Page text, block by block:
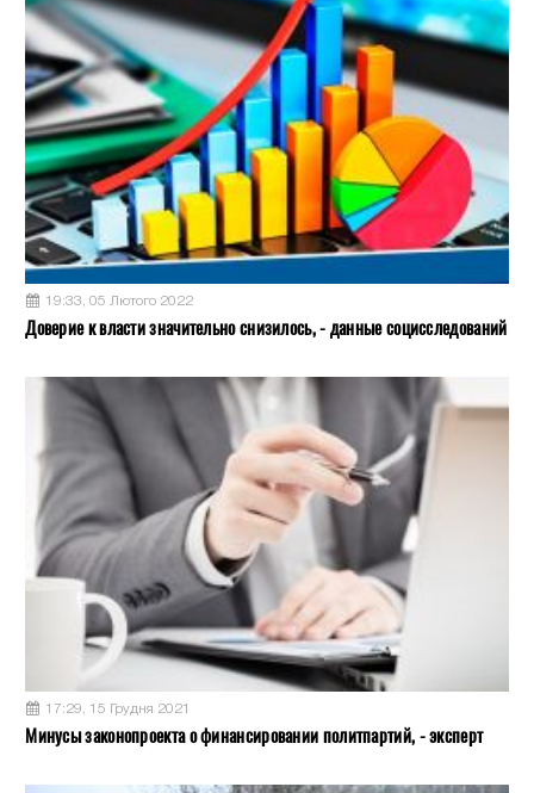
19:33, 05 Лютого 2022
Доверие к власти значительно снизилось, - данные социсследований
17:29, 15 Грудня 2021
Минусы законопроекта о финансировании политпартий, - эксперт